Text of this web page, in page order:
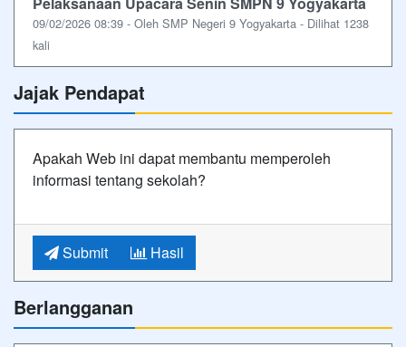
09/02/2026 08:39 - Oleh SMP Negeri 9 Yogyakarta - Dilihat 1238
kali
Jajak Pendapat
Apakah Web ini dapat membantu memperoleh
informasi tentang sekolah?
Submit Hasil
Berlangganan